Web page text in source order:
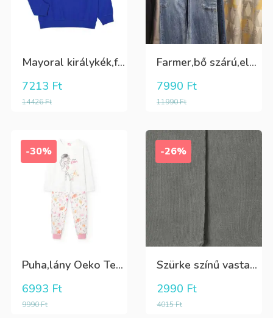
Mayoral királykék,fehér galléros hosszú ujjú póló Tini fiúknak
14426Ft
7213 Ft
Farmer,bő szárú,elöl és oldalt zsebes lány nadrág
11990Ft
7990 Ft
-30%
Puha,lány Oeko Tex bio pamut hosszú pizsama
9990Ft
6993 Ft
-26%
Szürke színű vastag puha harisnya
4015Ft
2990 Ft